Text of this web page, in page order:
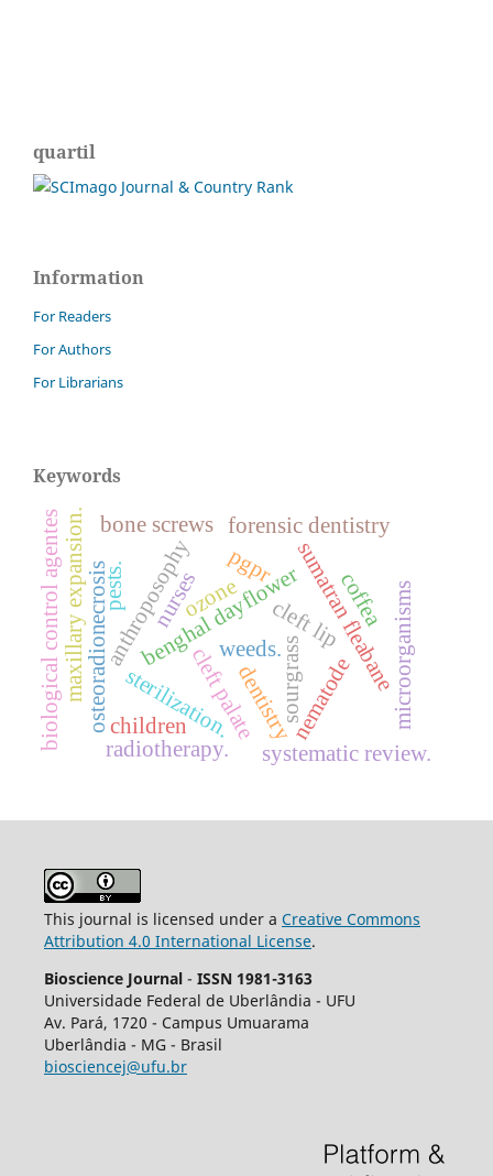
quartil
Information
For Readers
For Authors
For Librarians
Keywords
benghal dayflower
sourgrasssumatran fleabane
weeds.
anthroposophy
dentistry
forensic dentistry
systematic review.
bone screws
cleft lip
cleft palate
maxillary expansion.osteoradionecrosis ozone
radiotherapy.
biological control agentes coffea microorganisms
nematode
pests.
sterilization.
nurses
children
pgpr
This journal is licensed under a Creative Commons
Attribution 4.0 International License.
Bioscience Journal - ISSN 1981-3163
Universidade Federal de Uberlândia - UFU
Av. Pará, 1720 - Campus Umuarama
Uberlândia - MG - Brasil
biosciencej@ufu.br